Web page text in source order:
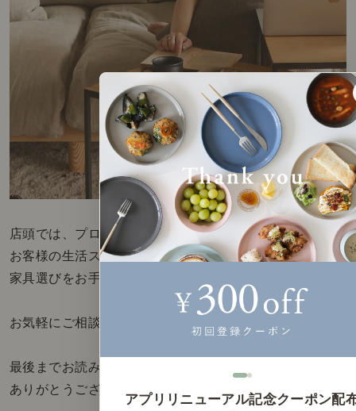
店頭では、プロのスタッフが、
お客様の生活スタイルに合わせた
家具選びをお手伝いいたします。
お気軽にご相談くださいませ。
最後までお読みいただき、
ありがとうございました。
アプリリニューアル記念クーポン配